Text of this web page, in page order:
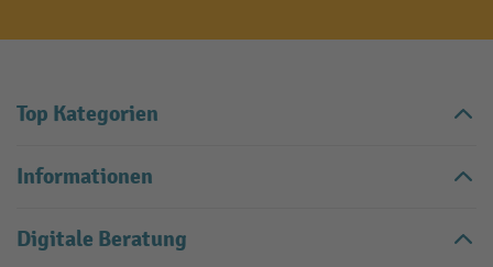
Top Kategorien
Informationen
Digitale Beratung